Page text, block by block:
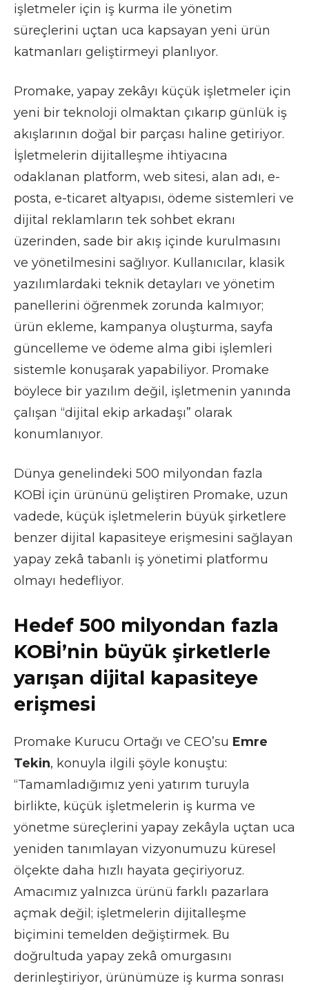
işletmeler için iş kurma ile yönetim
süreçlerini uçtan uca kapsayan yeni ürün
katmanları geliştirmeyi planlıyor.
Promake, yapay zekâyı küçük işletmeler için
yeni bir teknoloji olmaktan çıkarıp günlük iş
akışlarının doğal bir parçası haline getiriyor.
İşletmelerin dijitalleşme ihtiyacına
odaklanan platform, web sitesi, alan adı, e-
posta, e-ticaret altyapısı, ödeme sistemleri ve
dijital reklamların tek sohbet ekranı
üzerinden, sade bir akış içinde kurulmasını
ve yönetilmesini sağlıyor. Kullanıcılar, klasik
yazılımlardaki teknik detayları ve yönetim
panellerini öğrenmek zorunda kalmıyor;
ürün ekleme, kampanya oluşturma, sayfa
güncelleme ve ödeme alma gibi işlemleri
sistemle konuşarak yapabiliyor. Promake
böylece bir yazılım değil, işletmenin yanında
çalışan “dijital ekip arkadaşı” olarak
konumlanıyor.
Dünya genelindeki 500 milyondan fazla
KOBİ için ürününü geliştiren Promake, uzun
vadede, küçük işletmelerin büyük şirketlere
benzer dijital kapasiteye erişmesini sağlayan
yapay zekâ tabanlı iş yönetimi platformu
olmayı hedefliyor.
Hedef 500 milyondan fazla
KOBİ’nin büyük şirketlerle
yarışan dijital kapasiteye
erişmesi
Promake Kurucu Ortağı ve CEO’su Emre
Tekin, konuyla ilgili şöyle konuştu:
“Tamamladığımız yeni yatırım turuyla
birlikte, küçük işletmelerin iş kurma ve
yönetme süreçlerini yapay zekâyla uçtan uca
yeniden tanımlayan vizyonumuzu küresel
ölçekte daha hızlı hayata geçiriyoruz.
Amacımız yalnızca ürünü farklı pazarlara
açmak değil; işletmelerin dijitalleşme
biçimini temelden değiştirmek. Bu
doğrultuda yapay zekâ omurgasını
derinleştiriyor, ürünümüze iş kurma sonrası